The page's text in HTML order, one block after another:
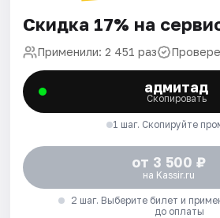
Скидка 17% на
Применили: 2 451 раз
адмитад
Скопировать
1 шаг. Скопируйте
от 3 500 ₽
на Kassir.ru
2 шаг. Выберите билет и
до оплаты